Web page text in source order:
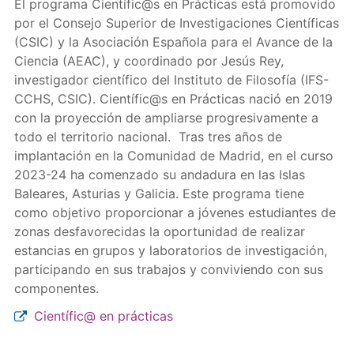
El programa Científic@s en Prácticas está promovido
por el Consejo Superior de Investigaciones Científicas
(CSIC) y la Asociación Española para el Avance de la
Ciencia (AEAC), y coordinado por Jesús Rey,
investigador científico del Instituto de Filosofía (IFS-
CCHS, CSIC). Científic@s en Prácticas nació en 2019
con la proyección de ampliarse progresivamente a
todo el territorio nacional. Tras tres años de
implantación en la Comunidad de Madrid, en el curso
2023-24 ha comenzado su andadura en las Islas
Baleares, Asturias y Galicia. Este programa tiene
como objetivo proporcionar a jóvenes estudiantes de
zonas desfavorecidas la oportunidad de realizar
estancias en grupos y laboratorios de investigación,
participando en sus trabajos y conviviendo con sus
componentes.
Científic@ en prácticas